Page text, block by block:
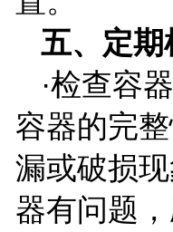
五、定期
·检查容
容器的完
漏或破损
器有问题